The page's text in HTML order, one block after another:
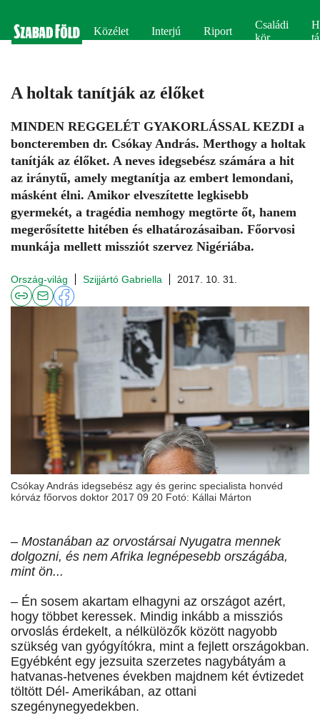
Közélet Interjú Riport
Családi
kör
A holtak tanítják az élőket
MINDEN REGGELÉT GYAKORLÁSSAL KEZDI a
boncteremben dr. Csókay András. Merthogy a holtak
tanítják az élőket. A neves idegsebész számára a hit
az iránytű, amely megtanítja az embert lemondani,
másként élni. Amikor elveszítette legkisebb
gyermekét, a tragédia nemhogy megtörte őt, hanem
megerősítette hitében és elhatározásaiban. Főorvosi
munkája mellett missziót szervez Nigériába.
Ország-világ Szijjártó Gabriella 2017. 10. 31.
Csókay András idegsebész agy és gerinc specialista honvéd
kórváz főorvos doktor 2017 09 20 Fotó: Kállai Márton
– Mostanában az orvostársai Nyugatra mennek
dolgozni, és nem Afrika legnépesebb országába,
mint ön...
– Én sosem akartam elhagyni az országot azért,
hogy többet keressek. Mindig inkább a missziós
orvoslás érdekelt, a nélkülözők között nagyobb
szükség van gyógyítókra, mint a fejlett országokban.
Egyébként egy jezsuita szerzetes nagybátyám a
hatvanas-hetvenes években majdnem két évtizedet
töltött Dél- Amerikában, az ottani
szegénynegyedekben.